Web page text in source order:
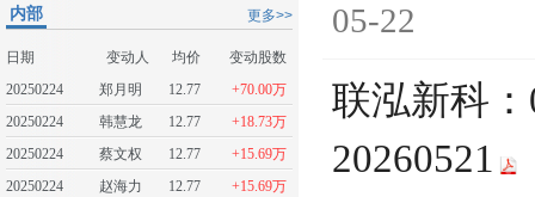
更多>>
内部
日期 变动人 均价
变动股数
20250224
郑月明 12.77
+70.00万
20250224
韩慧龙 12.77
+18.73万
20250224
蔡文权 12.77
+15.69万
20250224
赵海力 12.77
+15.69万
05-22
联泓新科
20260521